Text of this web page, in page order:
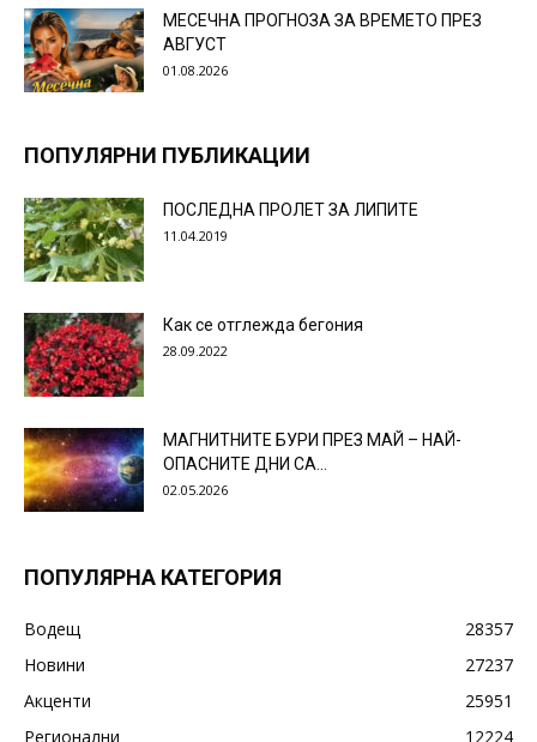
МЕСЕЧНА ПРОГНОЗА ЗА ВРЕМЕТО ПРЕЗ
АВГУСТ
01.08.2026
ПОПУЛЯРНИ ПУБЛИКАЦИИ
ПОСЛЕДНА ПРОЛЕТ ЗА ЛИПИТЕ
11.04.2019
Как се отглежда бегония
28.09.2022
МАГНИТНИТЕ БУРИ ПРЕЗ МАЙ – НАЙ-
ОПАСНИТЕ ДНИ СА…
02.05.2026
ПОПУЛЯРНА КАТЕГОРИЯ
Водещ
28357
Новини
27237
Акценти
25951
Регионални
12224